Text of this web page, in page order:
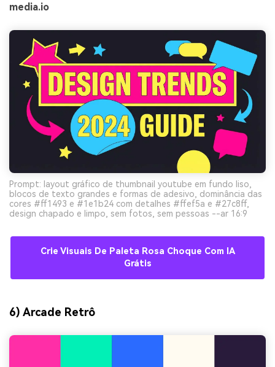
media.io
Prompt: layout gráfico de thumbnail youtube em fundo liso,
blocos de texto grandes e formas de adesivo, dominância das
cores #ff1493 e #1e1b24 com detalhes #ffef5a e #27c8ff,
design chapado e limpo, sem fotos, sem pessoas --ar 16:9
Crie Visuais De Paleta Rosa Choque Com IA
Grátis
6) Arcade Retrô